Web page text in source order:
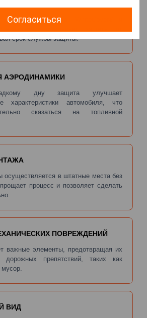
Согласиться
покрытия, такие как WhiteCover® и
срок службы защиты.
АЭРОДИНАМИКИ
дну защита улучшает
характеристики автомобиля, что
сказаться на топливной
осуществляется в штатные места без
процесс и позволяет сделать
ПОВРЕЖДЕНИЙ
важные элементы, предотвращая их
дорожных препятствий, таких как
ВИД